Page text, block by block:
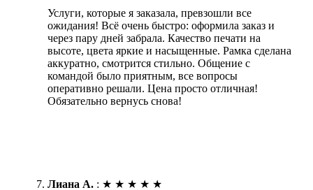
Услуги, которые я заказала, превзошли все
ожидания! Всё очень быстро: оформила заказ и
через пару дней забрала. Качество печати на
высоте, цвета яркие и насыщенные. Рамка сделана
аккуратно, смотрится стильно. Общение с
командой было приятным, все вопросы
оперативно решали. Цена просто отличная!
Обязательно вернусь снова!
Лиана А. : ★ ★ ★ ★ ★